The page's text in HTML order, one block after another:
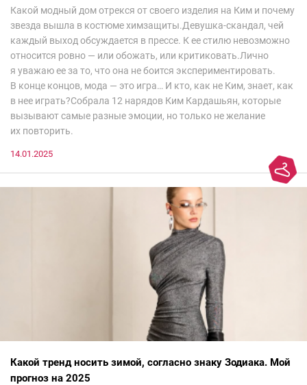
Какой модный дом отрекся от своего изделия на Ким и почему
звезда вышла в костюме химзащиты.Девушка-скандал, чей
каждый выход обсуждается в прессе. К ее стилю невозможно
относится ровно — или обожать, или критиковать.Лично
я уважаю ее за то, что она не боится экспериментировать.
В конце концов, мода — это игра… И кто, как не Ким, знает, как
в нее играть?Собрала 12 нарядов Ким Кардашьян, которые
вызывают самые разные эмоции, но только не желание
их повторить.
14.01.2025
Какой тренд носить зимой, согласно знаку Зодиака. Мой
прогноз на 2025